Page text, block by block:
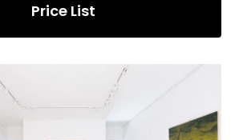
Price List